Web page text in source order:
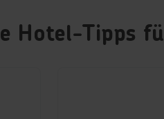
Hotel-Tipps